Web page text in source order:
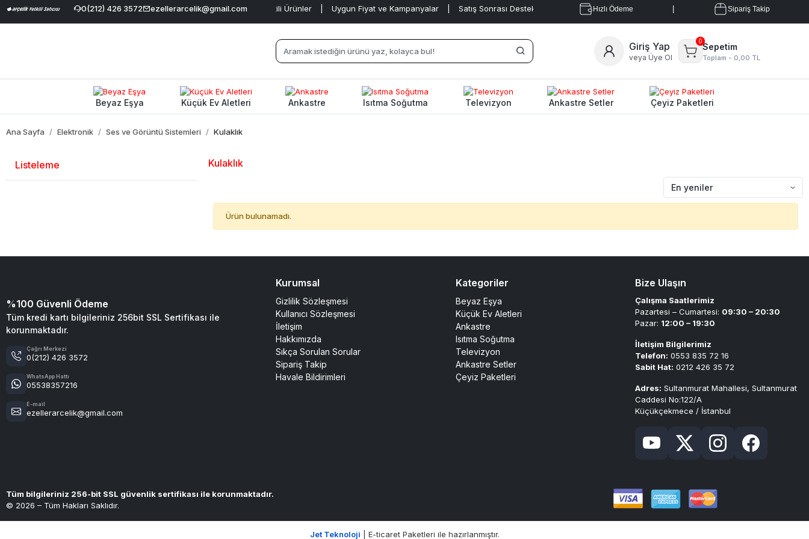
0(212) 426 3572 ezellerarcelik@gmail.com
Havale İndirimi Geniş Ürün Yelpazesi | %100 Orijinal ve Garantili Ürünler | Uygun Fiyat ve Kampanyalar | Satış Sonrası Destek Hızlı Ödeme Sipariş Takip
Giriş Yap
veya Üye Ol
0
Sepetim
Toplam - 0,00 TL
Beyaz Eşya Küçük Ev Aletleri Ankastre Isıtma Soğutma Televizyon Ankastre Setler Çeyiz Paketleri
Ana Sayfa Elektronik Ses ve Görüntü Sistemleri Kulaklık
Listeleme Kulaklık
Ürün bulunamadı.
%100 Güvenli Ödeme
Tüm kredi kartı bilgileriniz 256bit SSL Sertifikası ile
korunmaktadır.
Çağrı Merkezi
0(212) 426 3572
WhatsApp Hattı
05538357216
E-mail
ezellerarcelik@gmail.com
Kurumsal
Gizlilik Sözleşmesi
Kullanıcı Sözleşmesi
İletişim
Hakkımızda
Sıkça Sorulan Sorular
Sipariş Takip
Havale Bildirimleri
Kategoriler
Beyaz Eşya
Küçük Ev Aletleri
Ankastre
Isıtma Soğutma
Televizyon
Ankastre Setler
Çeyiz Paketleri
Bize Ulaşın
Çalışma Saatlerimiz
Pazartesi – Cumartesi: 09:30 – 20:30
Pazar: 12:00 – 19:30
İletişim Bilgilerimiz
Telefon: 0553 835 72 16
Sabit Hat: 0212 426 35 72
Adres: Sultanmurat Mahallesi, Sultanmurat
Caddesi No:122/A
Küçükçekmece / İstanbul
Tüm bilgileriniz 256-bit SSL güvenlik sertifikası ile korunmaktadır.
© 2026 – Tüm Hakları Saklıdır.
Jet Teknoloji | E-ticaret Paketleri ile hazırlanmıştır.